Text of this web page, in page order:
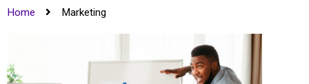
Home Marketing